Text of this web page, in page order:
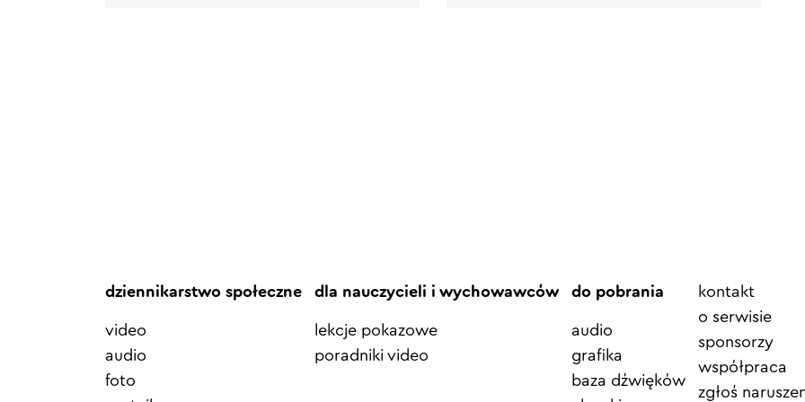
dziennikarstwo społeczne
video
audio
foto
dla nauczycieli i wychowawców
lekcje pokazowe
poradniki video
do pobrania
audio
grafika
baza dźwięków
Element
menu
kontakt
o serwisie
sponsorzy
współpraca
zgłoś